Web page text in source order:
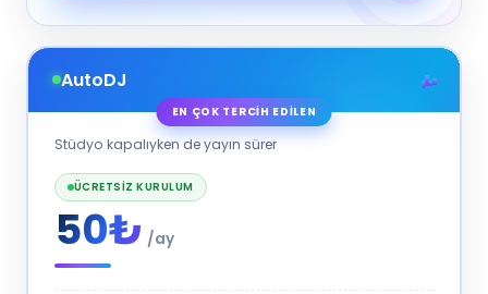
EN ÇOK TERCİH EDİLEN
AutoDJ
Stüdyo kapalıyken de yayın sürer
ÜCRETSIZ KURULUM
50₺ /ay